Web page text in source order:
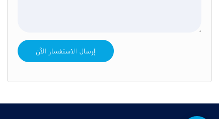
إرسال الاستفسار الآن